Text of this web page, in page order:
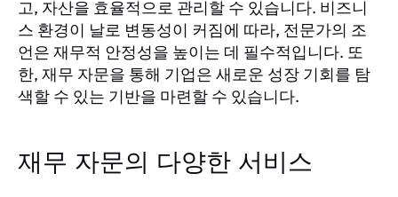
고, 자산을 효율적으로 관리할 수 있습니다. 비즈니
스 환경이 날로 변동성이 커짐에 따라, 전문가의 조
언은 재무적 안정성을 높이는 데 필수적입니다. 또
한, 재무 자문을 통해 기업은 새로운 성장 기회를 탐
색할 수 있는 기반을 마련할 수 있습니다.
재무 자문의 다양한 서비스